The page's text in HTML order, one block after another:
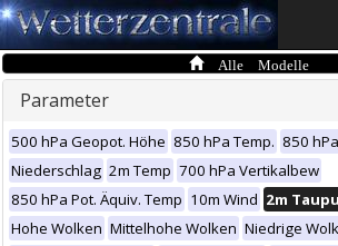
Alle Modelle
Parameter
500 hPa Geopot. Höhe 850 hPa Temp. 850
Niederschlag 2m Temp 700 hPa Vertikalbew
850 hPa Pot. Äquiv. Temp 10m Wind 2m
Hohe Wolken Mittelhohe Wolken Niedrige